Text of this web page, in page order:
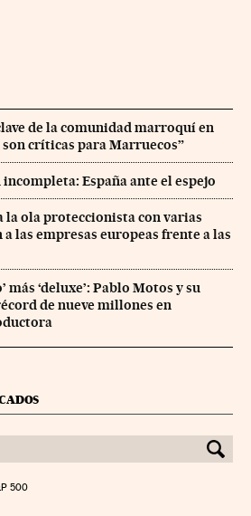
de la comunidad marroquí en
son críticas para Marruecos”
España ante el espejo
la ola proteccionista con varias
las empresas europeas frente a las
más ‘deluxe’: Pablo Motos y su
de nueve millones en
500